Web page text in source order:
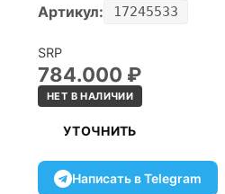
Артикул: 17245533
SRP
784.000 ₽
НЕТ В НАЛИЧИИ
УТОЧНИТЬ
Написать в Telegram